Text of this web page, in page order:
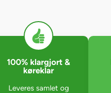
100% klargjort &
køreklar
Leveres samlet og